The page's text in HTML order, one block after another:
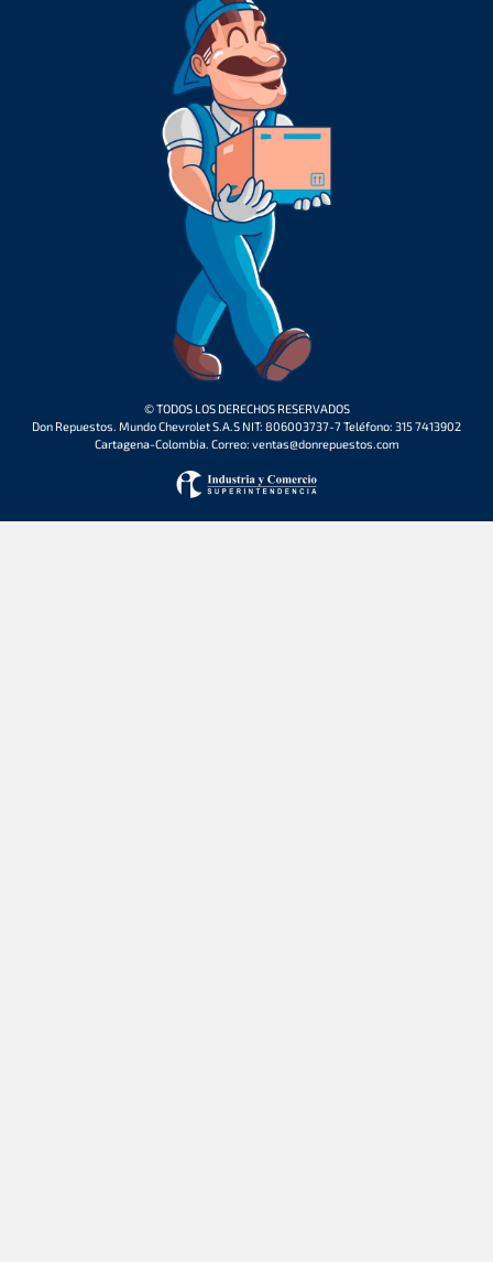
© TODOS LOS DERECHOS RESERVADOS
Don Repuestos. Mundo Chevrolet S.A.S NIT: 806003737-7 Teléfono: 315 7413902
Cartagena-Colombia. Correo: ventas@donrepuestos.com